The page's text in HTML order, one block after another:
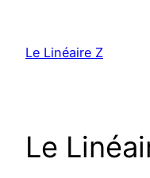
contenu
Le Linéaire Z
Le